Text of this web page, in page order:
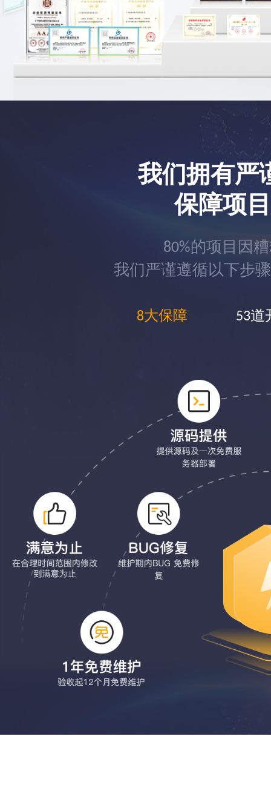
我们拥有严
保障项
80%的项目因
我们严谨遵循以下步
8大保障 53道